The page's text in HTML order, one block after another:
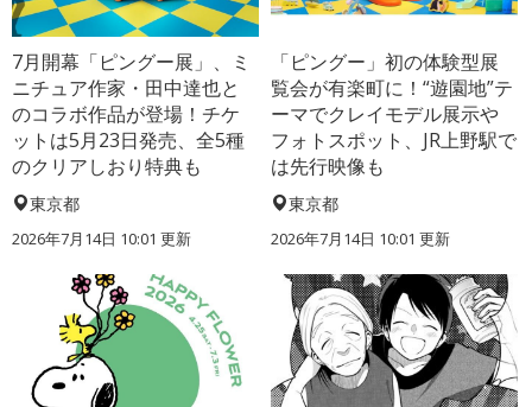
7月開幕「ピングー展」、ミ
ニチュア作家・田中達也と
のコラボ作品が登場！チケ
ットは5月23日発売、全5種
のクリアしおり特典も
東京都
2026年7月14日 10:01 更新
「ピングー」初の体験型展
覧会が有楽町に！“遊園地”テ
ーマでクレイモデル展示や
フォトスポット、JR上野駅で
は先行映像も
東京都
2026年7月14日 10:01 更新